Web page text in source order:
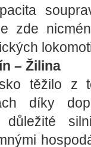
zde
– Žilina
těžilo z
díky
důležité